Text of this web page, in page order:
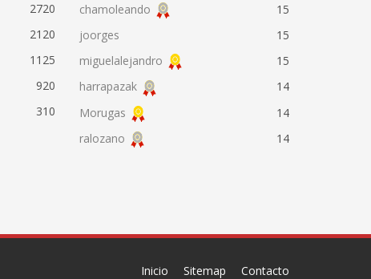
2720
2120
1125
920
310
chamoleando
15
joorges
15
miguelalejandro
15
harrapazak
14
Morugas
14
ralozano
14
Inicio Sitemap Contacto